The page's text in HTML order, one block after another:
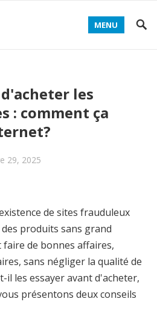
MENU
les
: comment ça
29, 2025
de sites frauduleux
produits sans grand
de bonnes affaires,
sans négliger la qualité de
il les essayer avant d'acheter,
présentons deux conseils